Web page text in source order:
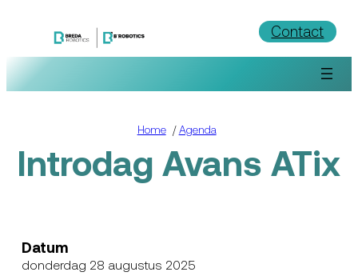
Contact
Home/Agenda
Introdag Avans ATix
Datum
donderdag 28 augustus 2025